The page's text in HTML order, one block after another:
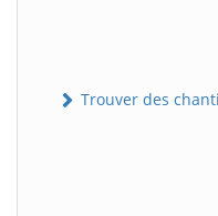
Trouver des